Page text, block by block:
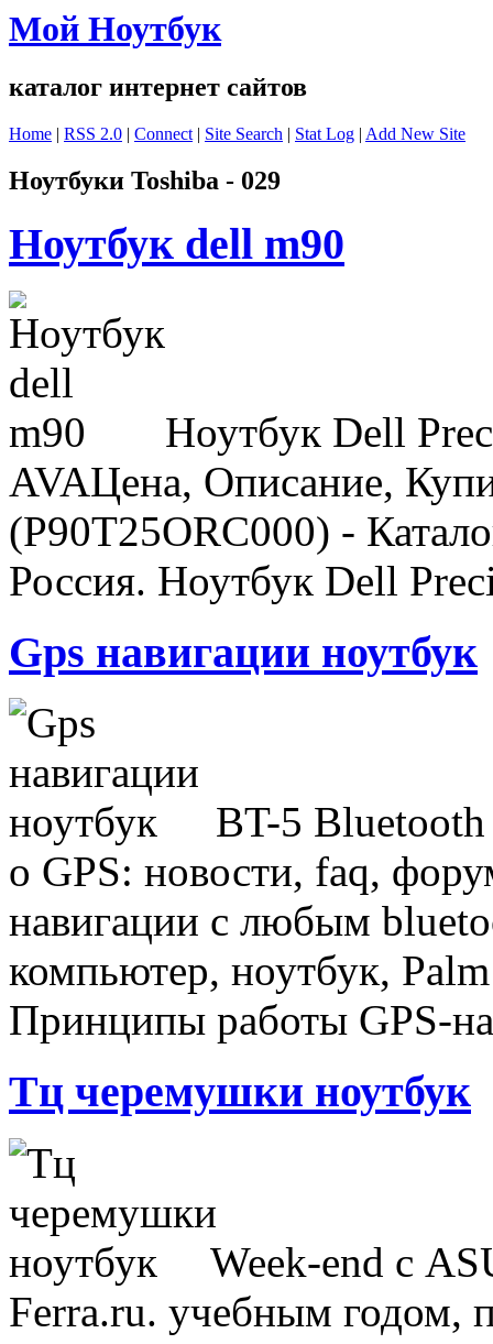
Мой Ноутбук
каталог интернет сайтов
Home | RSS 2.0 | Connect | Site Search | Stat Log | Add New Site
Ноутбуки Toshiba - 029
Ноутбук dell m90
Ноутбук Dell
AVAЦена, Описание,
(P90T25ORC000) -
Россия. Ноутбук Dell
Gps навигации ноутбук
BT-5
о GPS: новости, faq,
навигации с любым
компьютер, ноутбук,
Принципы работы GPS-
Тц черемушки ноутбук
Week-end с
Ferra.ru. учебным годом,